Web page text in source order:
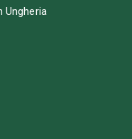
Ungheria